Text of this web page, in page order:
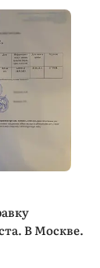
В Москве.